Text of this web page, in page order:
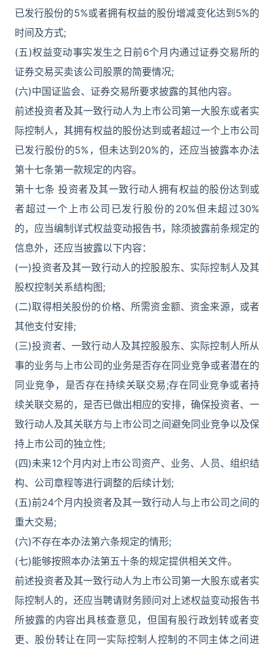
已发行股份的5%或者拥有权益的股份增减变化达到5%的
时间及方式;
(五)权益变动事实发生之日前6个月内通过证券交易所的
证券交易买卖该公司股票的简要情况;
(六)中国证监会、证券交易所要求披露的其他内容。
前述投资者及其一致行动人为上市公司第一大股东或者实
际控制人，其拥有权益的股份达到或者超过一个上市公司
已发行股份的5%，但未达到20%的，还应当披露本办法
第十七条第一款规定的内容。
第十七条 投资者及其一致行动人拥有权益的股份达到或
者超过一个上市公司已发行股份的20%但未超过30%
的，应当编制详式权益变动报告书，除须披露前条规定的
信息外，还应当披露以下内容：
(一)投资者及其一致行动人的控股股东、实际控制人及其
股权控制关系结构图;
(二)取得相关股份的价格、所需资金额、资金来源，或者
其他支付安排;
(三)投资者、一致行动人及其控股股东、实际控制人所从
事的业务与上市公司的业务是否存在同业竞争或者潜在的
同业竞争，是否存在持续关联交易;存在同业竞争或者持
续关联交易的，是否已做出相应的安排，确保投资者、一
致行动人及其关联方与上市公司之间避免同业竞争以及保
持上市公司的独立性;
(四)未来12个月内对上市公司资产、业务、人员、组织结
构、公司章程等进行调整的后续计划;
(五)前24个月内投资者及其一致行动人与上市公司之间的
重大交易;
(六)不存在本办法第六条规定的情形;
(七)能够按照本办法第五十条的规定提供相关文件。
前述投资者及其一致行动人为上市公司第一大股东或者实
际控制人的，还应当聘请财务顾问对上述权益变动报告书
所披露的内容出具核查意见，但国有股行政划转或者变
更、股份转让在同一实际控制人控制的不同主体之间进